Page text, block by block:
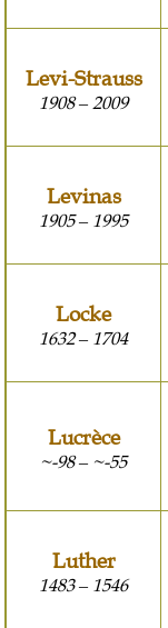
Levi-Strauss
1908– 2009
Levinas
1905– 1995
Locke
1632– 1704
Lucrèce
~-98– ~-55
Luther
1483– 1546